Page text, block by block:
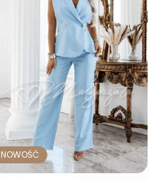
NOWOŚĆ